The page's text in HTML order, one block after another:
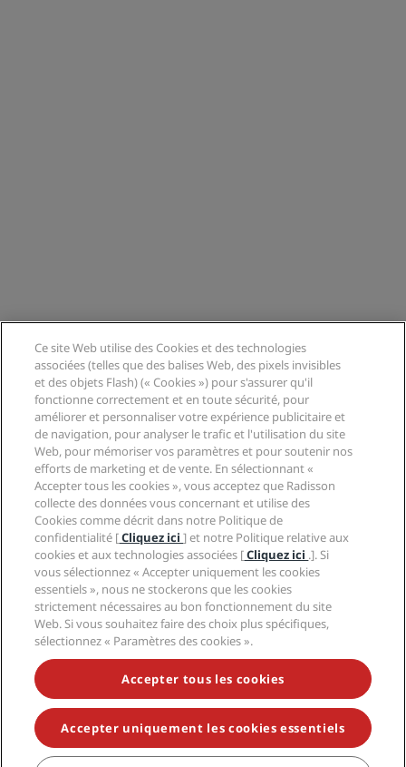
Ce site Web utilise des Cookies et des technologies
associées (telles que des balises Web, des pixels invisibles
et des objets Flash) (« Cookies ») pour s'assurer qu'il
fonctionne correctement et en toute sécurité, pour
améliorer et personnaliser votre expérience publicitaire et
de navigation, pour analyser le trafic et l'utilisation du site
Web, pour mémoriser vos paramètres et pour soutenir nos
efforts de marketing et de vente. En sélectionnant «
Accepter tous les cookies », vous acceptez que Radisson
collecte des données vous concernant et utilise des
Cookies comme décrit dans notre Politique de
confidentialité [Cliquez ici] et notre Politique relative aux
cookies et aux technologies associées [Cliquez ici .]. Si
vous sélectionnez « Accepter uniquement les cookies
essentiels », nous ne stockerons que les cookies
strictement nécessaires au bon fonctionnement du site
Web. Si vous souhaitez faire des choix plus spécifiques,
sélectionnez « Paramètres des cookies ».
Accepter tous les cookies
Accepter uniquement les cookies essentiels